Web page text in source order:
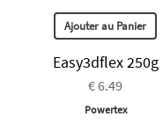
Ajouter au Panier
Easy3dflex 250g
€ 6.49
Powertex